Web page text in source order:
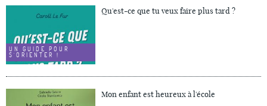
UN GUIDE POUR
S'ORIENTER !
Qu'est-ce que tu veux faire plus tard ?
Mon enfant est heureux à l'école